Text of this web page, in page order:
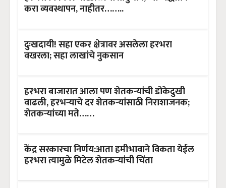
करा व्यवस्थापन, नाहीतर……..
दुःखदायी! सहा एकर क्षेत्रावर असलेला हरभरा
वखरला; सहा लाखांचे नुकसान
हरभरा बाजारात आला पण शेतकऱ्यांची डोकेदुखी
वाढली, हरभऱ्याचे दर शेतकऱ्यांसाठी निराशाजनक;
शेतकऱ्यांच्या मते……
केंद्र सरकारचा निर्णय:आता हमीभावाने विकता येईल
हरभरा त्यामुळे मिटेल शेतकऱ्यांची चिंता